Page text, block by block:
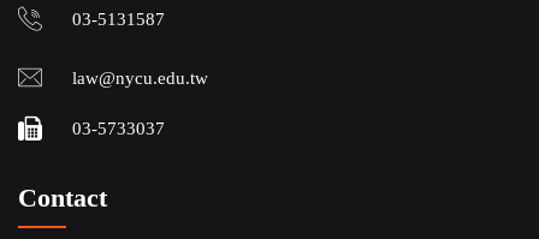
03-5131587
law@nycu.edu.tw
03-5733037
Contact